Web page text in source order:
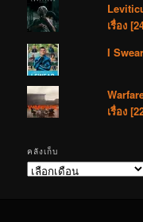
เรื่อง
I
เรื่อง
คลังเก็บ
คลัง